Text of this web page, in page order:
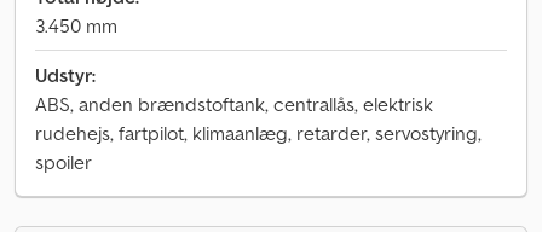
3.450 mm
Udstyr:
ABS, anden brændstoftank, centrallås, elektrisk
rudehejs, fartpilot, klimaanlæg, retarder, servostyring,
spoiler